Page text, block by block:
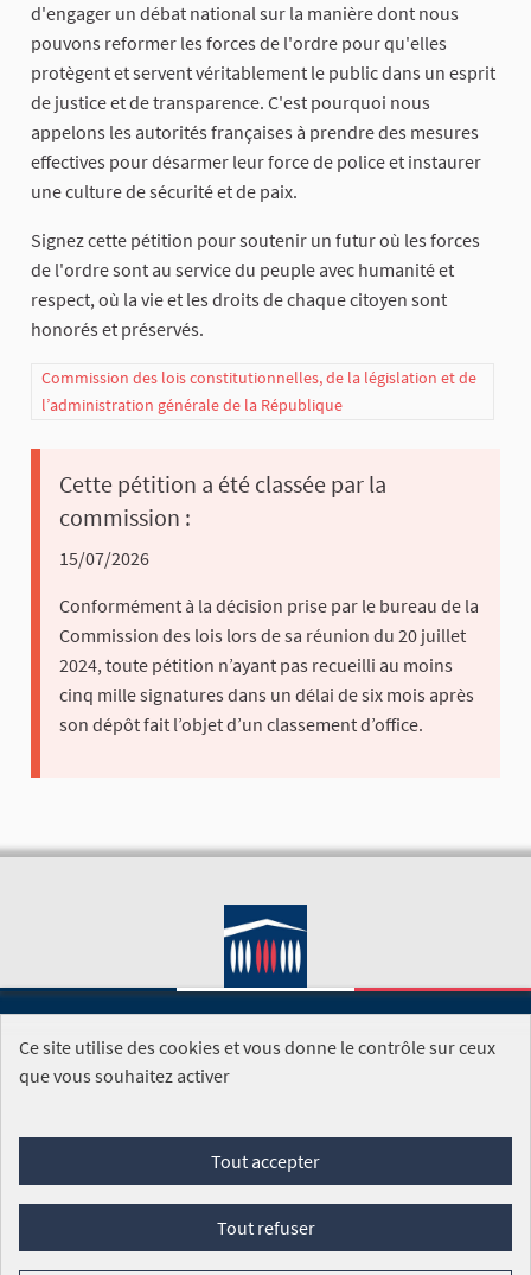
d'engager un débat national sur la manière dont nous
pouvons reformer les forces de l'ordre pour qu'elles
protègent et servent véritablement le public dans un esprit
de justice et de transparence. C'est pourquoi nous
appelons les autorités françaises à prendre des mesures
effectives pour désarmer leur force de police et instaurer
une culture de sécurité et de paix.
Signez cette pétition pour soutenir un futur où les forces
de l'ordre sont au service du peuple avec humanité et
respect, où la vie et les droits de chaque citoyen sont
honorés et préservés.
Commission des lois constitutionnelles, de la législation et de
l’administration générale de la République
Cette pétition a été classée par la
commission :
15/07/2026
Conformément à la décision prise par le bureau de la
Commission des lois lors de sa réunion du 20 juillet
2024, toute pétition n’ayant pas recueilli au moins
cinq mille signatures dans un délai de six mois après
son dépôt fait l’objet d’un classement d’office.
SITE DE L'ASSEMBLÉE NATIONALE
Foire aux questions
Conditions générales d'utilisation (CGU)
Mentions légales
Cookies
Ce site utilise des cookies et vous donne le contrôle sur ceux
que vous souhaitez activer
Tout accepter
Tout refuser